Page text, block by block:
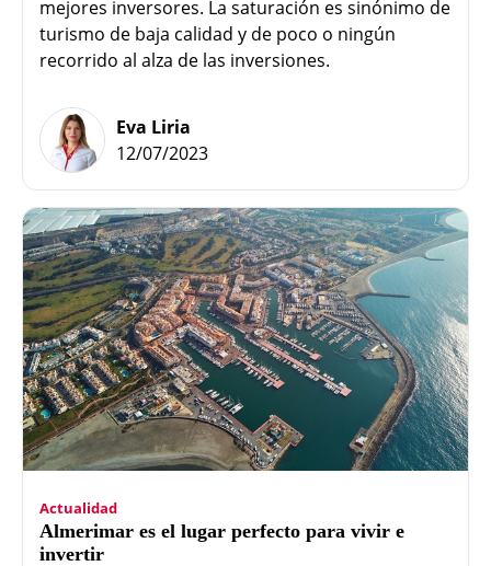
mejores inversores. La saturación es sinónimo de
turismo de baja calidad y de poco o ningún
recorrido al alza de las inversiones.
Eva Liria
12/07/2023
Actualidad
Almerimar es el lugar perfecto para vivir e
invertir